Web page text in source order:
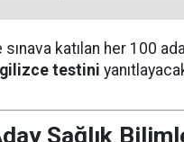
katılan her 100
testini
Sağlık